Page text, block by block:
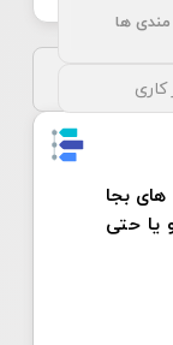
ها
بجا
یا حتی